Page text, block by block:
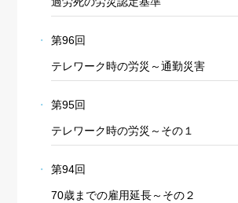
第96回
テレワーク時の労災～通勤災害
第95回
テレワーク時の労災～その１
第94回
70歳までの雇用延長～その２